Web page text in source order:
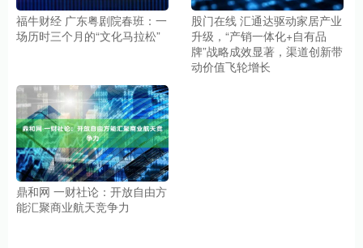
福牛财经 广东粤剧院春班：一
场历时三个月的“文化马拉松”
股门在线 汇通达驱动家居产业
升级，“产销一体化+自有品
牌”战略成效显著，渠道创新带
动价值飞轮增长
鼎和网 一财社论：开放自由方
能汇聚商业航天竞争力